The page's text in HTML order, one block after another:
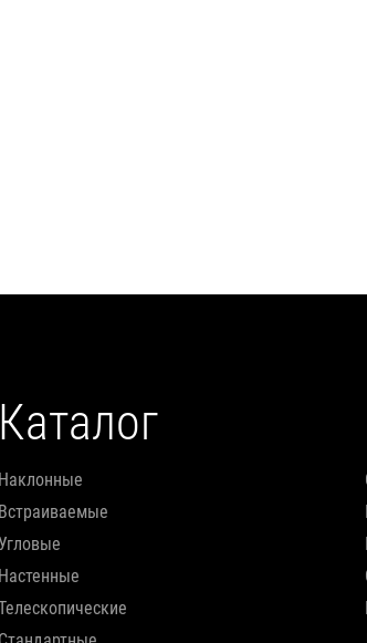
Каталог
наклонные
встраиваемые
угловые
настенные
телескопические